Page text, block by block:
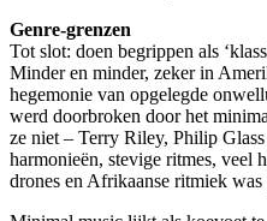
Genre-grenzen
Tot slot: doen begrippen als
Minder en minder, zeker in
hegemonie van opgelegde
werd doorbroken door het
ze niet – Terry Riley, Philip
harmonieën, stevige ritmes, veel
drones en Afrikaanse ritmiek